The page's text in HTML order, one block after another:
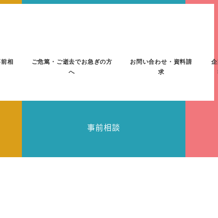
相
ご危篤・ご逝去でお急ぎの方
へ
お問い合わせ・資料請
求
事前相談